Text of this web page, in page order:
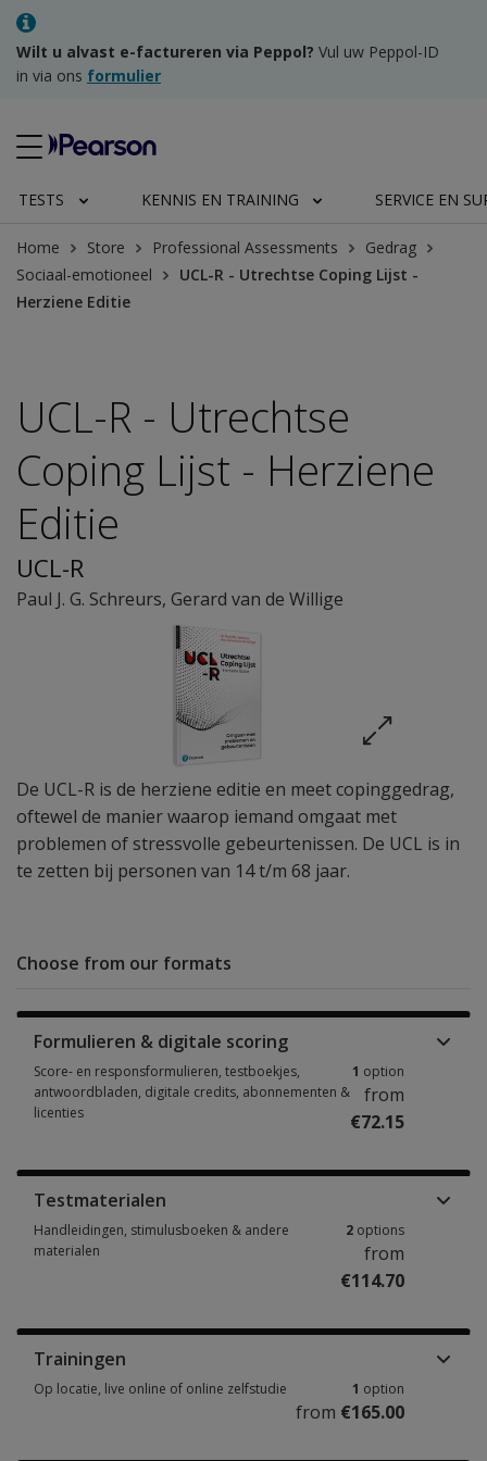
Wilt u alvast e-factureren via Peppol? Vul uw Peppol-ID
in via ons formulier
TESTS KENNIS EN TRAINING SERVICE EN
Home Store Professional Assessments
Gedrag
Sociaal-emotioneel
UCL-R - Utrechtse Coping Lijst -
Herziene Editie
De UCL-R is de herziene editie en meet copinggedrag,
oftewel de manier waarop iemand omgaat met
problemen of stressvolle gebeurtenissen. De UCL is in
te zetten bij personen van 14 t/m 68 jaar.
UCL-R - Utrechtse
Coping Lijst - Herziene
Editie
UCL-R
Paul J. G. Schreurs, Gerard van de Willige
Choose from our formats
Formulieren & digitale scoring
Score- en responsformulieren, testboekjes,
antwoordbladen, digitale credits, abonnementen &
licenties
1 option
from
€72.15
Testmaterialen
Handleidingen, stimulusboeken & andere
materialen
2 options
from
€114.70
Trainingen
Op locatie, live online of online zelfstudie 1 option
from €165.00